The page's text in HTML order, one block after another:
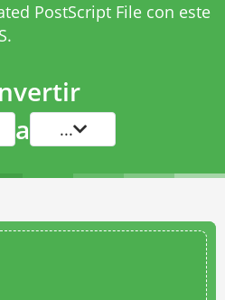
PostScript File con este
.
a ...